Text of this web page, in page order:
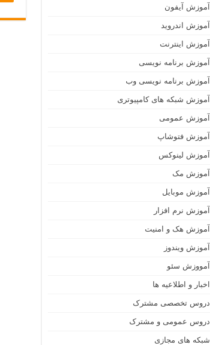
آموزش آیفون
آموزش اندروید
آموزش اینترنت
آموزش برنامه نویسی
آموزش برنامه نویسی وب
آموزش شبکه های کامپیوتری
آموزش عمومی
آموزش فتوشاپ
آموزش لینوکس
آموزش مک
آموزش موبایل
آموزش نرم افزار
آموزش هک و امنیت
آموزش ویندوز
آمووزش سئو
اخبار و اطلاعیه ها
دروس تخصصی مشترک
دروس عمومی و مشترک
شبکه های مجازی